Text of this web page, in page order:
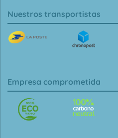
Nuestros transportistas
Empresa comprometida